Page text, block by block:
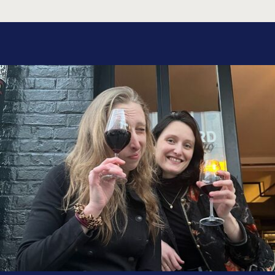
sémillon leur donne fruité et richesse.
Les vins moelleux et liquoreux sont toujours blancs,
provenant des appellations Sauternes, Sauternes-
Barsac (ou simplement Barsac), Loupiac, Sainte-
Croix-du-Mont et Cadillac.
Les vins effervescents sont regroupés sous
l’appellation Crémant de Bordeaux quand il ne
s’agit pas de pétillants naturels.
Les vins rosés peuvent être pâles, mais ils sont le
plus souvent d’un rose soutenu et sont alors